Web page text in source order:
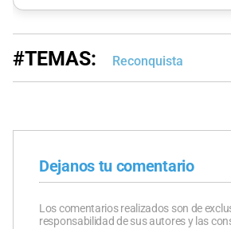
#TEMAS: Reconquista
Dejanos tu comentario
Los comentarios realizados son de
responsabilidad de sus autores y las